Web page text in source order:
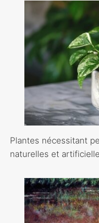
Plantes nécessitant
naturelles et